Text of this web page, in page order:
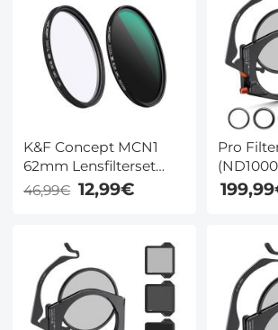
K&F Concept MCN1
62mm Lensfilterset
ND1000 CPL Met
Meerlaagse
46,99€ 12,99€
Pro
GND8 +